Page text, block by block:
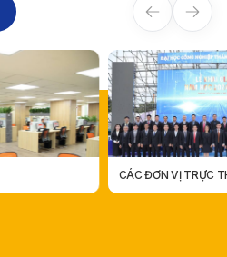
CÁC ĐƠN VỊ TRỰC THUỘC